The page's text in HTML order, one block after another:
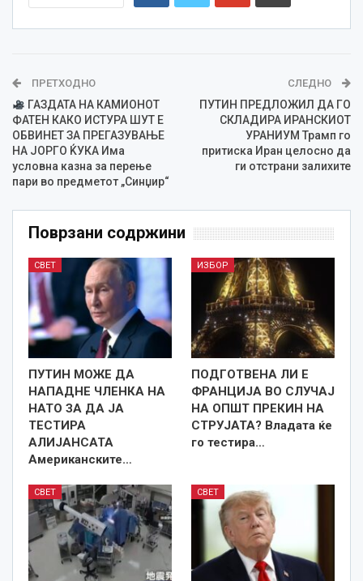
ПРЕТХОДНО
ГАЗДАТА НА КАМИОНОТ
ФАТЕН КАКО ИСТУРА ШУТ Е
ОБВИНЕТ ЗА ПРЕГАЗУВАЊЕ
НА ЈОРГО ЌУКА Има
условна казна за перење
пари во предметот „Синџир“
СЛЕДНО
ПУТИН ПРЕДЛОЖИЛ ДА ГО
СКЛАДИРА ИРАНСКИОТ
УРАНИУМ Трамп го
притиска Иран целосно да
ги отстрани залихите
Поврзани содржини
СВЕТ
ПУТИН МОЖЕ ДА
НАПАДНЕ ЧЛЕНКА НА
НАТО ЗА ДА ЈА
ТЕСТИРА
АЛИЈАНСАТА
Американските…
ИЗБОР
ПОДГОТВЕНА ЛИ Е
ФРАНЦИЈА ВО СЛУЧАЈ
НА ОПШТ ПРЕКИН НА
СТРУЈАТА? Владата ќе
го тестира…
СВЕТ СВЕТ